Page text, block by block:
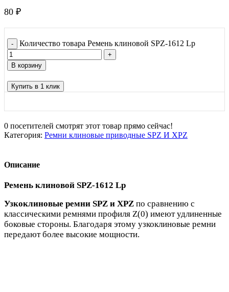
80 ₽
Количество товара Ремень клиновой SPZ-1612 Lp
В корзину
Купить в 1 клик
0 посетителей смотрят этот товар прямо сейчас!
Категория: Ремни клиновые приводные SPZ И XPZ
Описание
Ремень клиновой SPZ-1612 Lp
Узкоклиновые ремни SPZ и XPZ по сравнению с
классическими ремнями профиля Z(0) имеют удлиненные
боковые стороны. Благодаря этому узкоклиновые ремни
передают более высокие мощности.